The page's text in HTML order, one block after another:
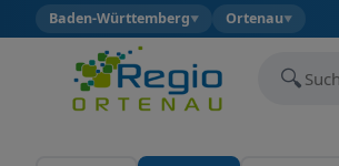
Baden-Württemberg▼ Ortenau▼
🔍